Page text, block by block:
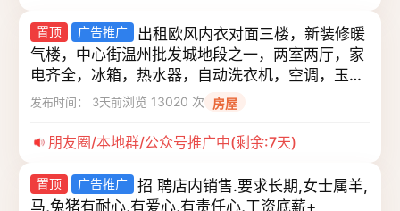
置顶 广告推广
出租欧风内衣对面三楼，新装修暖
气楼，中心街温州批发城地段之一，两室两厅，家
电齐全，冰箱，热水器，自动洗衣机，空调，玉石
炕等等～面积70平，联系电话13358639257 ​
发布时间： 3天前浏览 13020 次 房屋
朋友圈/本地群/公众号推广中(剩余:7天)
置顶 广告推广
招 聘店内销售.要求长期,女士属羊,
马,兔猪有耐心,有爱心,有责任心,工资底薪+